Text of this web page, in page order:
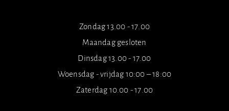
Zondag 13.00 - 17.00
Maandag gesloten
Dinsdag 13.00 - 17.00
Woensdag - vrijdag 10:00 – 18:00
Zaterdag 10.00 - 17.00